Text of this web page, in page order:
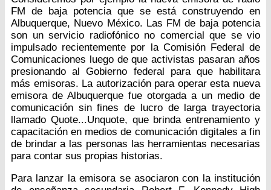
FM de baja potencia que se está construyendo en
Albuquerque, Nuevo México. Las FM de baja potencia
son un servicio radiofónico no comercial que se vio
impulsado recientemente por la Comisión Federal de
Comunicaciones luego de que activistas pasaran años
presionando al Gobierno federal para que habilitara
más emisoras. La autorización para operar esta nueva
emisora de Albuquerque fue otorgada a un medio de
comunicación sin fines de lucro de larga trayectoria
llamado Quote...Unquote, que brinda entrenamiento y
capacitación en medios de comunicación digitales a fin
de brindar a las personas las herramientas necesarias
para contar sus propias historias.
Para lanzar la emisora se asociaron con la institución